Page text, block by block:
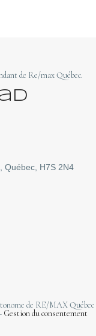
de Re/max Québec.
Québec, H7S 2N4
de RE/MAX Québec
Gestion du consentement